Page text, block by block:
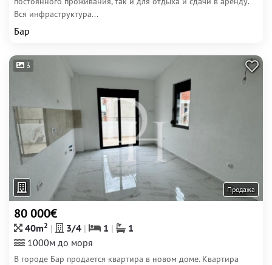
Вся инфраструктура...
Бар
3
Продажа
80 000€
40m2 3/4 1
1
1000м до моря
В городе Бар продается квартира в новом доме. Квартира